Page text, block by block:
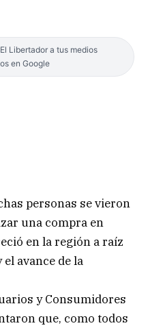
Libertador a tus medios
en Google
personas se vieron
una compra en
en la región a raíz
avance de la
y Consumidores
que, como todos